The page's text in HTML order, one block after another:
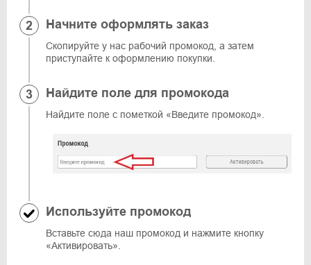
Начните оформлять заказ
Скопируйте у нас рабочий промокод, а затем
приступайте к оформлению покупки.
Найдите поле для промокода
Найдите поле с пометкой «Введите промокод».
Используйте промокод
Вставьте сюда наш промокод и нажмите кнопку
«Активировать».